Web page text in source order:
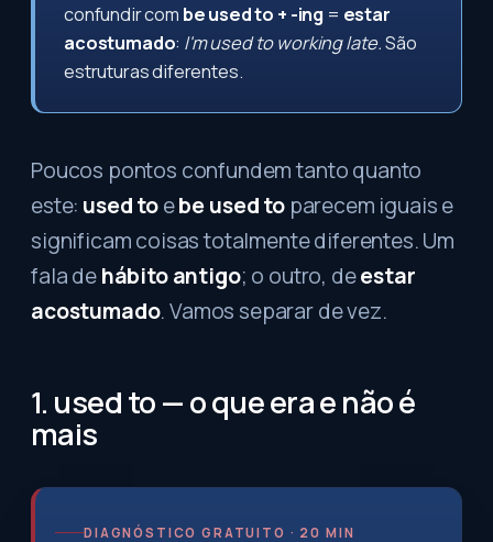
confundir com be used to + -ing = estar
acostumado: I'm used to working late.São
estruturas diferentes.
Poucos pontos confundem tanto quanto
este: used toebe used toparecem iguais e
significam coisas totalmente diferentes. Um
fala dehábito antigo; o outro, deestar
acostumado. Vamos separar de vez.
1. used to — o que era e não é
mais
DIAGNÓSTICO GRATUITO · 20 MIN